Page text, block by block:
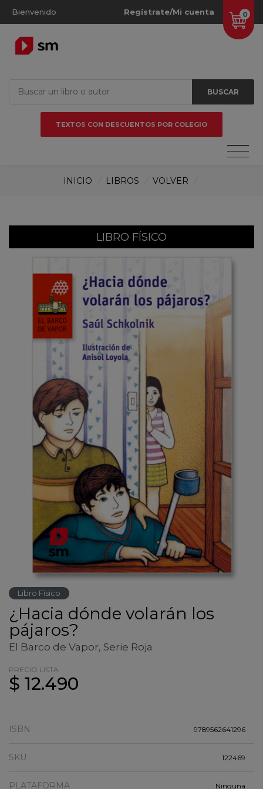
Bienvenido 0
Regístrate/Mi cuenta
BUSCAR
TEXTOS CON DESCUENTOS POR COLEGIO
INICIO LIBROS VOLVER
LIBRO FÍSICO
Libro Físico
¿Hacia dónde volarán los
pájaros?
El Barco de Vapor, Serie Roja
PRECIO LISTA
$ 12.490
ISBN 9789562641296
SKU 122469
PLATAFORMA Ninguna